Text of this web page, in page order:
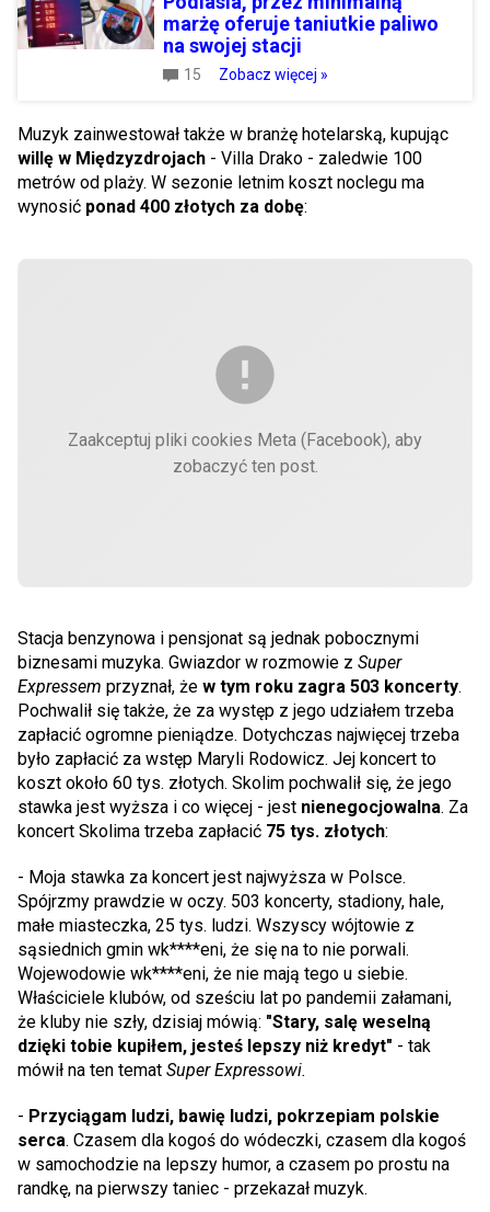
marżę oferuje taniutkie paliwo
na swojej stacji
15 Zobacz więcej »
Muzyk zainwestował także w branżę hotelarską, kupując
willę w Międzyzdrojach - Villa Drako - zaledwie 100
metrów od plaży. W sezonie letnim koszt noclegu ma
wynosić ponad 400 złotych za dobę:
Zaakceptuj pliki cookies Meta (Facebook), aby
zobaczyć ten post.
Stacja benzynowa i pensjonat są jednak pobocznymi
biznesami muzyka. Gwiazdor w rozmowie z Super
Expressem przyznał, że w tym roku zagra 503 koncerty.
Pochwalił się także, że za występ z jego udziałem trzeba
zapłacić ogromne pieniądze. Dotychczas najwięcej trzeba
było zapłacić za wstęp Maryli Rodowicz. Jej koncert to
koszt około 60 tys. złotych. Skolim pochwalił się, że jego
stawka jest wyższa i co więcej - jest nienegocjowalna. Za
koncert Skolima trzeba zapłacić 75 tys. złotych:
- Moja stawka za koncert jest najwyższa w Polsce.
Spójrzmy prawdzie w oczy. 503 koncerty, stadiony, hale,
małe miasteczka, 25 tys. ludzi. Wszyscy wójtowie z
sąsiednich gmin wk****eni, że się na to nie porwali.
Wojewodowie wk****eni, że nie mają tego u siebie.
Właściciele klubów, od sześciu lat po pandemii załamani,
że kluby nie szły, dzisiaj mówią: "Stary, salę weselną
dzięki tobie kupiłem, jesteś lepszy niż kredyt" - tak
mówił na ten temat Super Expressowi.
- Przyciągam ludzi, bawię ludzi, pokrzepiam polskie
serca. Czasem dla kogoś do wódeczki, czasem dla kogoś
w samochodzie na lepszy humor, a czasem po prostu na
randkę, na pierwszy taniec - przekazał muzyk.